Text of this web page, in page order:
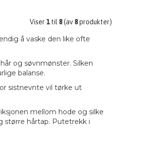
Viser1til 8(av 8produkter)
å vaske den like ofte
og søvnmønster. Silken
balanse.
sistnevnte vil tørke ut
mellom hode og silke
større hårtap. Putetrekk i